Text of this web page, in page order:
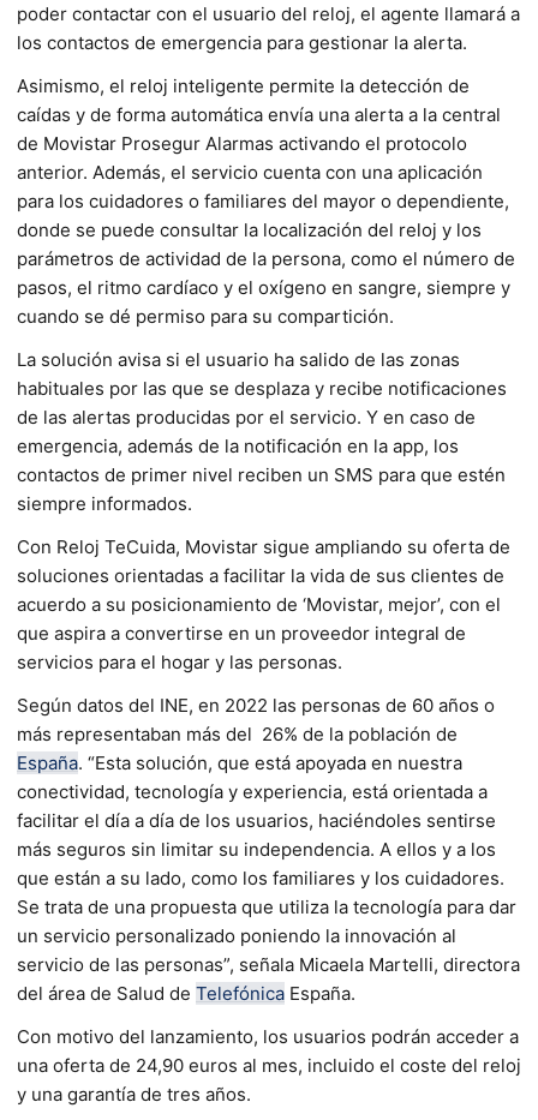
poder contactar con el usuario del reloj, el agente llamará a
los contactos de emergencia para gestionar la alerta.
Asimismo, el reloj inteligente permite la detección de
caídas y de forma automática envía una alerta a la central
de Movistar Prosegur Alarmas activando el protocolo
anterior. Además, el servicio cuenta con una aplicación
para los cuidadores o familiares del mayor o dependiente,
donde se puede consultar la localización del reloj y los
parámetros de actividad de la persona, como el número de
pasos, el ritmo cardíaco y el oxígeno en sangre, siempre y
cuando se dé permiso para su compartición.
La solución avisa si el usuario ha salido de las zonas
habituales por las que se desplaza y recibe notificaciones
de las alertas producidas por el servicio. Y en caso de
emergencia, además de la notificación en la app, los
contactos de primer nivel reciben un SMS para que estén
siempre informados.
Con Reloj TeCuida, Movistar sigue ampliando su oferta de
soluciones orientadas a facilitar la vida de sus clientes de
acuerdo a su posicionamiento de ‘Movistar, mejor’, con el
que aspira a convertirse en un proveedor integral de
servicios para el hogar y las personas.
Según datos del INE, en 2022 las personas de 60 años o
más representaban más del 26% de la población de
España. “Esta solución, que está apoyada en nuestra
conectividad, tecnología y experiencia, está orientada a
facilitar el día a día de los usuarios, haciéndoles sentirse
más seguros sin limitar su independencia. A ellos y a los
que están a su lado, como los familiares y los cuidadores.
Se trata de una propuesta que utiliza la tecnología para dar
un servicio personalizado poniendo la innovación al
servicio de las personas”, señala Micaela Martelli, directora
del área de Salud de Telefónica España.
Con motivo del lanzamiento, los usuarios podrán acceder a
una oferta de 24,90 euros al mes, incluido el coste del reloj
y una garantía de tres años.